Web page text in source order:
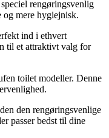
rengøringsvenlig
og mere hygiejnisk.
ind i ethvert
til et attraktivt valg for
toilet modeller. Denne
den rengøringsvenlige
passer bedst til dine